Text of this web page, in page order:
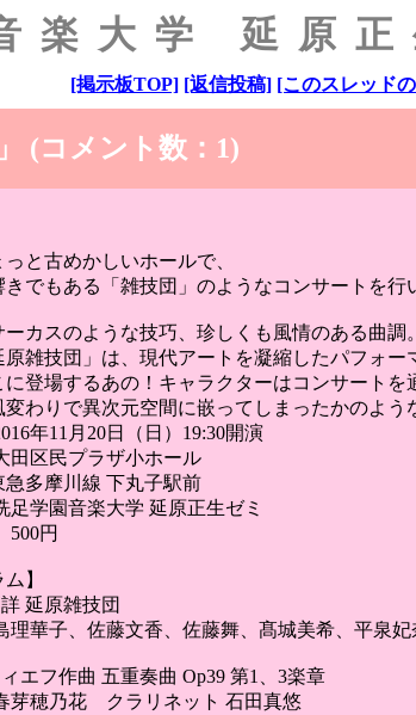
楽大学 延原正
[掲示板TOP] [返信投稿] [このスレッド
(コメント数：1)
と古めかしいホールで、
でもある「雑技団」のようなコンサートを行
カスのような技巧、珍しくも風情のある曲調。
原雑技団」は、現代アートを凝縮したパフォー
に登場するあの！キャラクターはコンサートを
変わりで異次元空間に嵌ってしまったかのよう
年11月20日（日）19:30開演
田区民プラザ小ホール
川線 下丸子駅前
足学園音楽大学 延原正生ゼミ
500円
】
延原雑技団
理華子、佐藤文香、佐藤舞、髙城美希、平泉妃
エフ作曲 五重奏曲 Op39 第1、3楽章
芽穂乃花 クラリネット 石田真悠